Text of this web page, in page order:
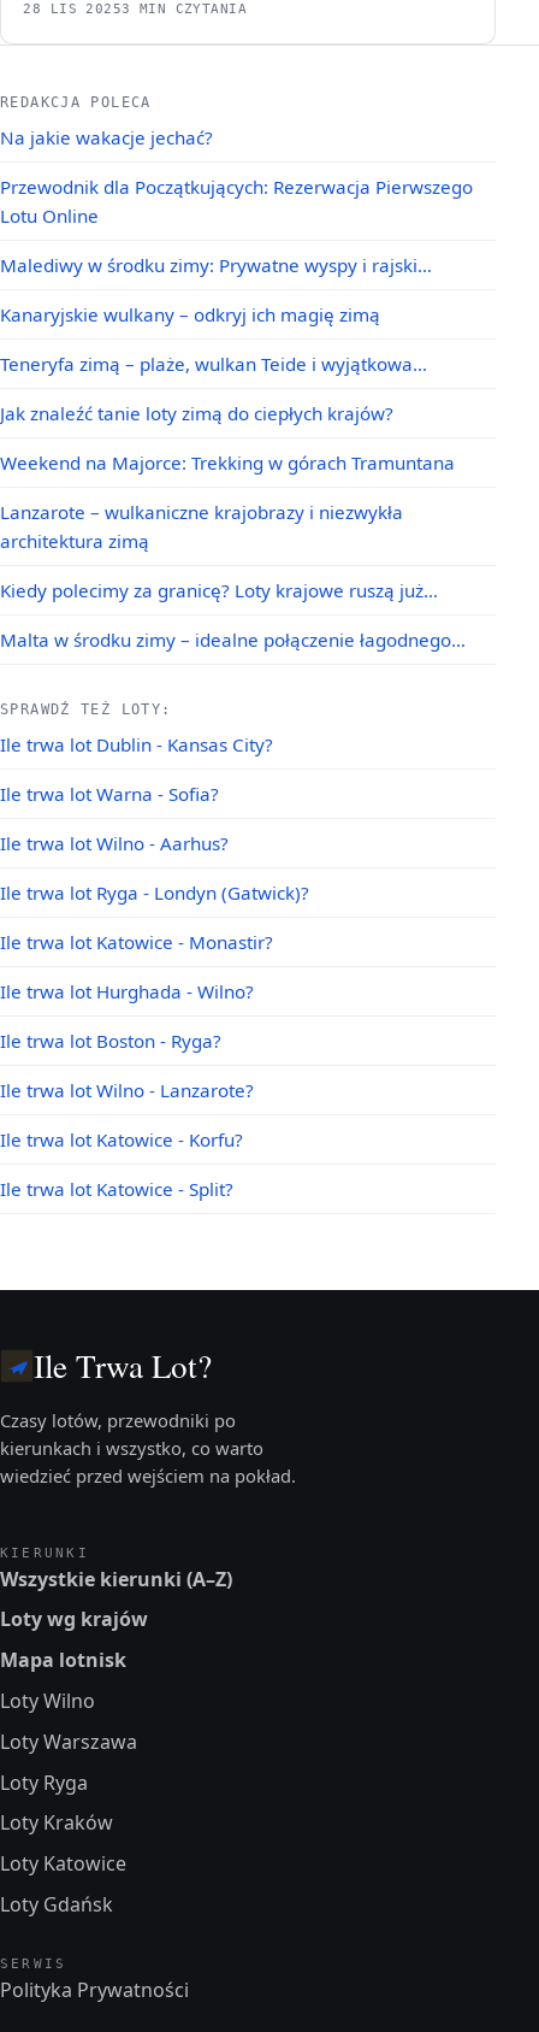
28 LIS 20253 MIN CZYTANIA
REDAKCJA POLECA
Na jakie wakacje jechać?
Przewodnik dla Początkujących: Rezerwacja Pierwszego
Lotu Online
Malediwy w środku zimy: Prywatne wyspy i rajski…
Kanaryjskie wulkany – odkryj ich magię zimą
Teneryfa zimą – plaże, wulkan Teide i wyjątkowa…
Jak znaleźć tanie loty zimą do ciepłych krajów?
Weekend na Majorce: Trekking w górach Tramuntana
Lanzarote – wulkaniczne krajobrazy i niezwykła
architektura zimą
Kiedy polecimy za granicę? Loty krajowe ruszą już…
Malta w środku zimy – idealne połączenie łagodnego…
SPRAWDŹ TEŻ LOTY:
Ile trwa lot Dublin - Kansas City?
Ile trwa lot Warna - Sofia?
Ile trwa lot Wilno - Aarhus?
Ile trwa lot Ryga - Londyn (Gatwick)?
Ile trwa lot Katowice - Monastir?
Ile trwa lot Hurghada - Wilno?
Ile trwa lot Boston - Ryga?
Ile trwa lot Wilno - Lanzarote?
Ile trwa lot Katowice - Korfu?
Ile trwa lot Katowice - Split?
Ile Trwa Lot?
Czasy lotów, przewodniki po
kierunkach i wszystko, co warto
wiedzieć przed wejściem na pokład.
KIERUNKI
Wszystkie kierunki (A–Z)
Loty wg krajów
Mapa lotnisk
Loty Wilno
Loty Warszawa
Loty Ryga
Loty Kraków
Loty Katowice
Loty Gdańsk
SERWIS
Polityka Prywatności